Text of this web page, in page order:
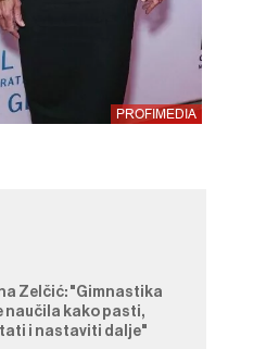
PROFIMEDIA
Zelčić: "Gimnastika
naučila kako pasti,
i nastaviti dalje"